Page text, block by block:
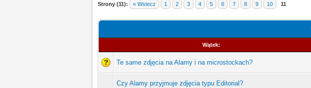
Strony (11): « Wstecz 1 2 3 4 5 6 7 8 9 10 11
Wątek:
Te same zdjęcia na Alamy i na microstockach?
Czy Alamy przyjmuje zdjęcia typu Editorial?